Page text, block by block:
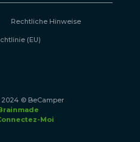
Rechtliche Hinweise
(EU)
2024 © BeCamper
Moi